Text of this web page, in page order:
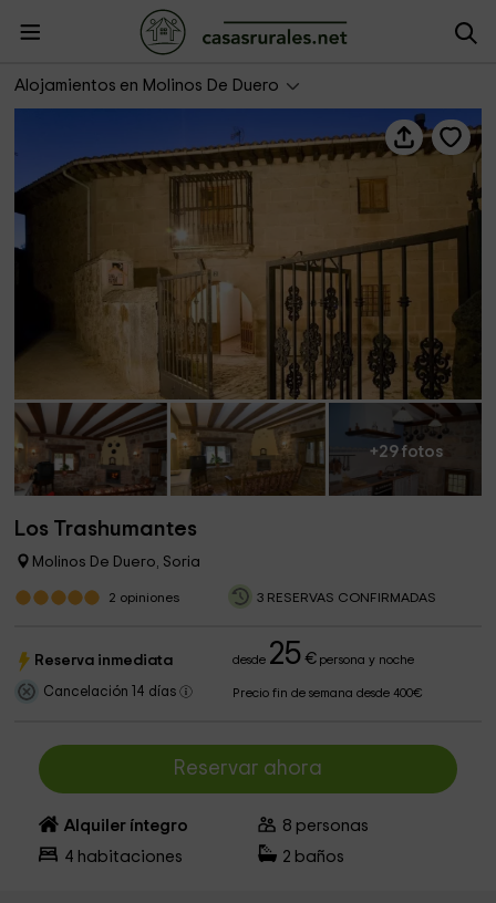
Alojamientos en Molinos De Duero
+29 fotos
Los Trashumantes
Molinos De Duero, Soria
2 opiniones 3 RESERVAS CONFIRMADAS
Reserva inmediata desde 25 €persona y noche
Cancelación 14 días Precio fin de semana desde 400€
Reservar ahora
Alquiler íntegro 8 personas
4 habitaciones 2 baños